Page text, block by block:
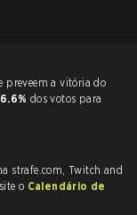
da Strafe tem um favorito para a partida, e preveem a vitória do
dos votos para
strafe.com, Twitch and
o Calendário de